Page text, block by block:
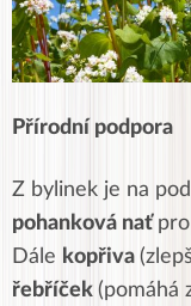
Přírodní podpora
Z bylinek je na
pohanková nať
Dále kopřiva
řebříček (pomáhá